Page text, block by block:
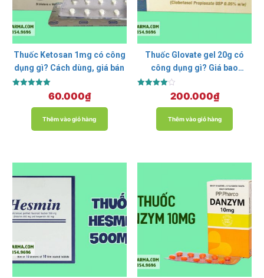
Thuốc Ketosan 1mg có công
dụng gì? Cách dùng, giá bán
5.00
60.000₫
Thêm vào giỏ hàng
Thuốc Glovate gel 20g có
công dụng gì? Giá bao
nhiêu? Mua ở đâu?
4.00
200.000₫
Thêm vào giỏ hàng